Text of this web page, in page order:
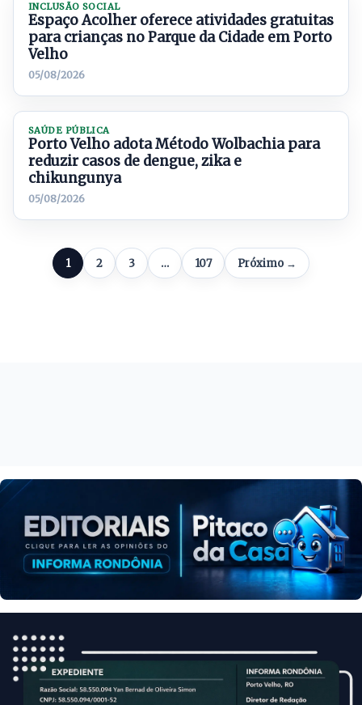
INCLUSÃO SOCIAL
Espaço Acolher oferece atividades gratuitas
para crianças no Parque da Cidade em Porto
Velho
05/08/2026
SAÚDE PÚBLICA
Porto Velho adota Método Wolbachia para
reduzir casos de dengue, zika e
chikungunya
05/08/2026
1 2 3 … 107 Próximo →